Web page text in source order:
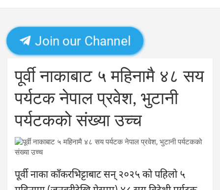
Join our Channel
पूर्वी नाकाबाट ५ महिनामै ४८ सय
पर्यटक नेपाल प्रवेश, भुटानी
पर्यटकको संख्या उच्च
पूर्वी नाका काँकरभिट्टाबाट सन् २०२५ को पहिलो ५